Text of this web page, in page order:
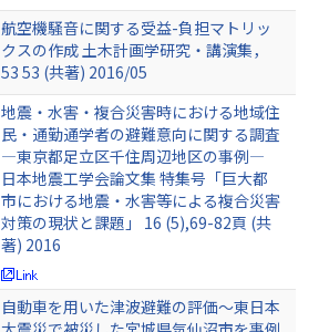
航空機騒音に関する受益-負担マトリッ
クスの作成 土木計画学研究・講演集，
53 53 (共著) 2016/05
地震・水害・複合災害時における地域住
民・通勤通学者の避難意向に関する調査
―東京都足立区千住周辺地区の事例―
日本地震工学会論文集 特集号「巨大都
市における地震・水害等による複合災害
対策の現状と課題」 16 (5),69-82頁 (共
著) 2016
自動車を用いた津波避難の評価～東日本